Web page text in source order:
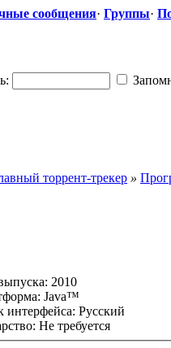
сообщения· Группы·
торрент-трекер »
2010
Java™
интерфейса: Русский
Не требуется